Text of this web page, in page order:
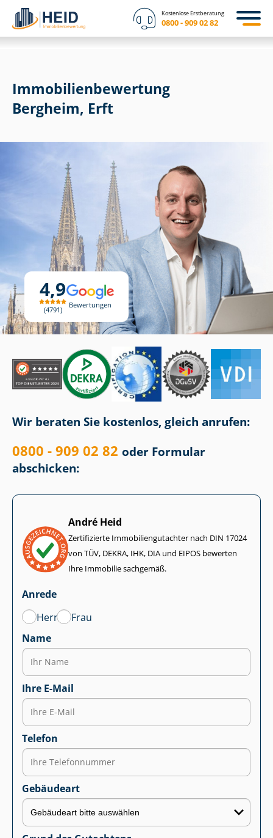
Kostenlose Erstberatung
0800 - 909 02 82
4,9
4791
Bewertungen
Immobilien­bewertung
Bergheim, Erft
Wir beraten Sie kostenlos, gleich anrufen:
0800 - 909 02 82 oder Formular
abschicken:
André Heid
Zertifizierte Im­mo­bi­li­en­gut­ach­ter nach DIN 17024
von TÜV, DEKRA, IHK, DIA und EIPOS bewerten
Ihre Immobilie sachgemäß.
Anrede
Herr
Frau
Name
Ihre E-Mail
Telefon
Gebäudeart